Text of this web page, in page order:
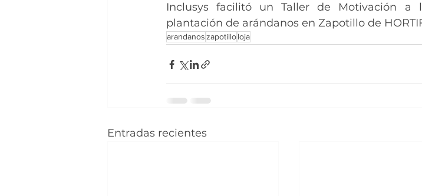
Inclusys facilitó un Taller de Motivación a
plantación de arándanos en Zapotillo de
arandanoszapotilloloja
Entradas recientes